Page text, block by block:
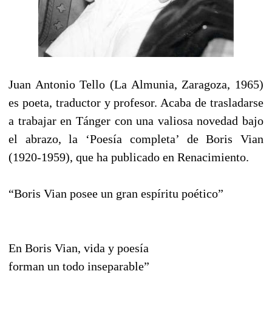
Juan Antonio Tello (La Almunia, Zaragoza, 1965)
es poeta, traductor y profesor. Acaba de trasladarse
a trabajar en Tánger con una valiosa novedad bajo
el abrazo, la ‘Poesía completa’ de Boris Vian
(1920-1959), que ha publicado en Renacimiento.
“Boris Vian posee un gran espíritu poético”
En Boris Vian, vida y poesía
forman un todo inseparable”